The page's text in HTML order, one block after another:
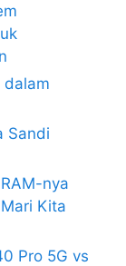
dalam
Sandi
nya
Kita
Pro 5G vs